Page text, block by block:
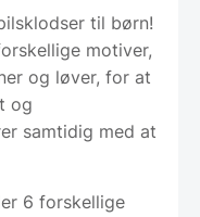
til børn!
motiver,
og løver, for at
og
samtidig med at
6 forskellige